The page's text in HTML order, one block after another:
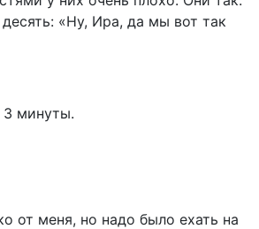
«Ну, Ира, да мы вот так
3 минуты.
от меня, но надо было ехать на